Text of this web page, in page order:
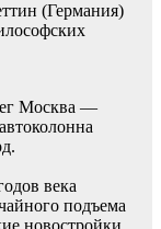
(Германия)
Москва —
века
подъема